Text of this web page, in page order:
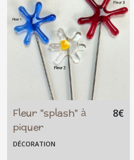
Fleur "splash" à
piquer
8€
DÉCORATION